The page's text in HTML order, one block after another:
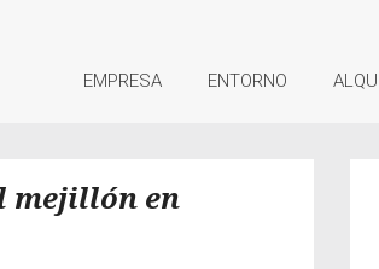
EMPRESA ENTORNO
mejillón en